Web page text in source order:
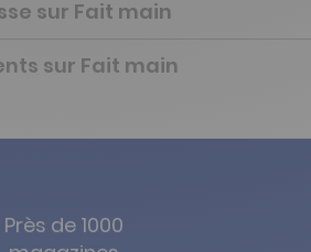
sur Fait main
sur Fait main
Près de 1000